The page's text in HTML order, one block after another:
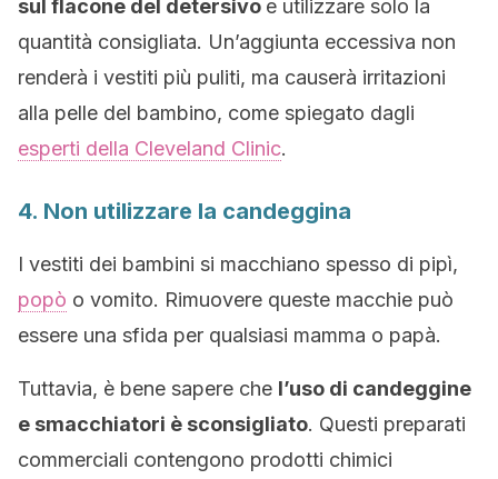
sul flacone del detersivo e utilizzare solo la
quantità consigliata. Un’aggiunta eccessiva non
renderà i vestiti più puliti, ma causerà irritazioni
alla pelle del bambino, come spiegato dagli
esperti della Cleveland Clinic.
4. Non utilizzare la candeggina
I vestiti dei bambini si macchiano spesso di pipì,
popò o vomito. Rimuovere queste macchie può
essere una sfida per qualsiasi mamma o papà.
Tuttavia, è bene sapere che l’uso di candeggine
e smacchiatori è sconsigliato. Questi preparati
commerciali contengono prodotti chimici